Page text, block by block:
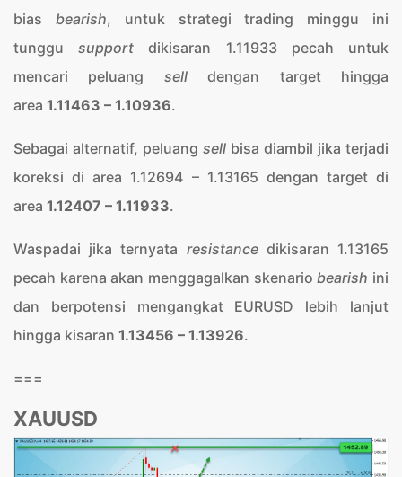
bias bearish, untuk strategi trading minggu ini
tunggusupport dikisaran 1.11933 pecah untuk
mencari peluang selldengan target hingga
area 1.11463 – 1.10936.
Sebagai alternatif, peluang sell bisa diambil jika terjadi
koreksi di area 1.12694 – 1.13165 dengan target di
area 1.12407 – 1.11933.
Waspadai jika ternyata resistancedikisaran 1.13165
pecah karena akan menggagalkan skenariobearish ini
dan berpotensi mengangkat EURUSD lebih lanjut
hingga kisaran 1.13456 – 1.13926.
===
XAUUSD